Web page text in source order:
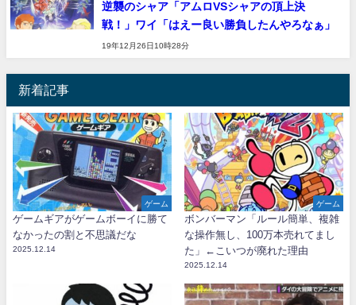
逆襲のシャア「アムロVSシャアの頂上決
戦！」ワイ「はえー良い勝負したんやろなぁ」
19年12月26日10時28分
新着記事
ゲーム
ゲームギアがゲームボーイに勝て
なかったの割と不思議だな
2025.12.14
ゲーム
ボンバーマン「ルール簡単、複雑
な操作無し、100万本売れてまし
た」←こいつが廃れた理由
2025.12.14